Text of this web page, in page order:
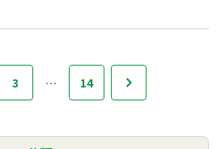
3 … 14